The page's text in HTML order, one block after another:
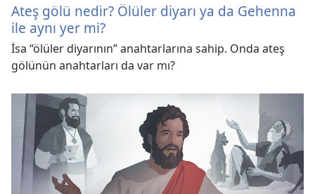
Ateş gölü nedir? Ölüler diyarı ya da Gehenna
ile aynı yer mi?
İsa “ölüler diyarının” anahtarlarına sahip. Onda ateş
gölünün anahtarları da var mı?